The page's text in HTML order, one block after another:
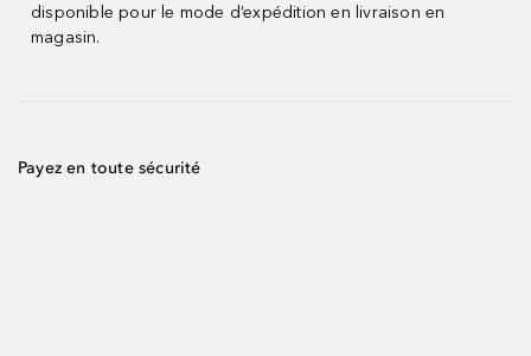
disponible pour le mode d’expédition en livraison en
magasin.
Payez en toute sécurité